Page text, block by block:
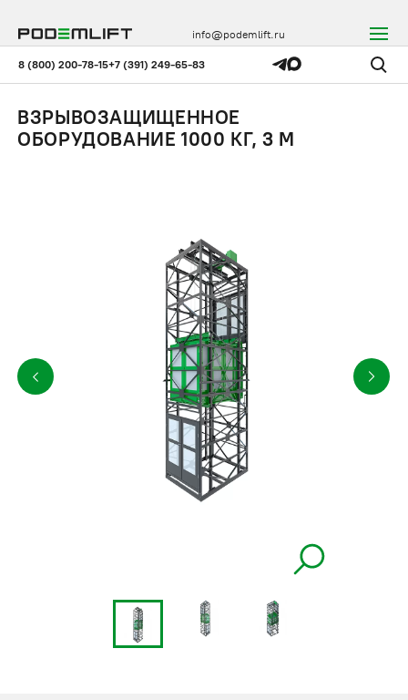
8 (800) 200-78-15+7 (391) 249-65-83
info@podemlift.ru
ВЗРЫВОЗАЩИЩЕННОЕ
ОБОРУДОВАНИЕ 1000 КГ, 3 М